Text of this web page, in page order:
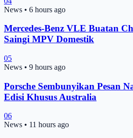
News • 6 hours ago
Mercedes-Benz VLE Buatan
Saingi MPV Domestik
05
News • 9 hours ago
Porsche Sembunyikan Pesan
Edisi Khusus Australia
06
News • 11 hours ago